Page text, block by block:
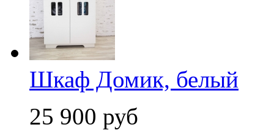
Шкаф Домик, белый
25 900 руб